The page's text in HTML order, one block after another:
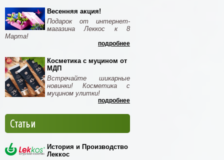
Весенняя акция!
Подарок от интернет-
магазина Леккос к 8
Марта!
подробнее
Косметика с муцином от
МДП
Встречайте шикарные
новинки! Косметика с
муцином улитки!
подробнее
Статьи
История и Производство
Леккос